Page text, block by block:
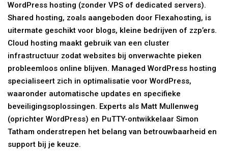
WordPress hosting (zonder VPS of dedicated servers).
Shared hosting, zoals aangeboden door Flexahosting, is
uitermate geschikt voor blogs, kleine bedrijven of zzp’ers.
Cloud hosting maakt gebruik van een cluster
infrastructuur zodat websites bij onverwachte pieken
probleemloos online blijven. Managed WordPress hosting
specialiseert zich in optimalisatie voor WordPress,
waaronder automatische updates en specifieke
beveiligingsoplossingen. Experts als Matt Mullenweg
(oprichter WordPress) en PuTTY-ontwikkelaar Simon
Tatham onderstrepen het belang van betrouwbaarheid en
support bij je keuze.